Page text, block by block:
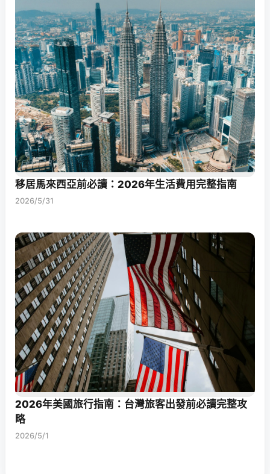
移居馬來西亞前必讀：2026年生活費用完整指南
2026/5/31
2026年美國旅行指南：台灣旅客出發前必讀完整攻
略
2026/5/1